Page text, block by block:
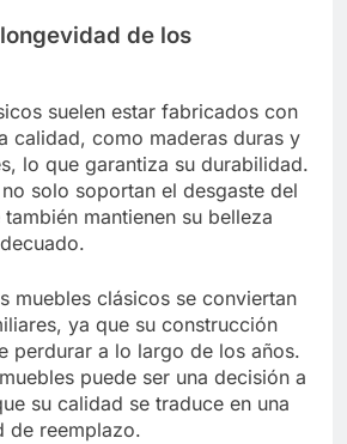
de los
suelen estar fabricados con
calidad, como maderas duras y
lo que garantiza su durabilidad.
solo soportan el desgaste del
mantienen su belleza
muebles clásicos se conviertan
ya que su construcción
perdurar a lo largo de los años.
puede ser una decisión a
su calidad se traduce en una
de reemplazo.